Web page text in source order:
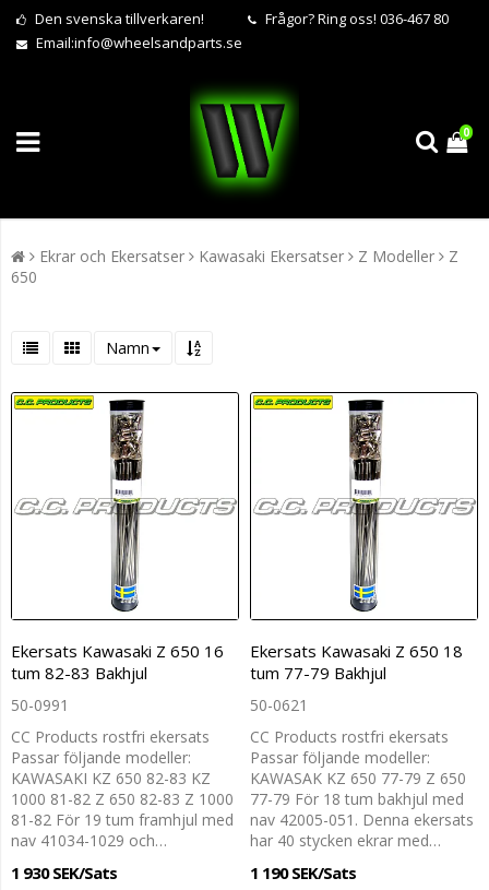
Den svenska tillverkaren! Frågor?Ring oss! 036-467 80
Email:info@wheelsandparts.se
0
Ekrar och Ekersatser Kawasaki Ekersatser Z Modeller
Z
650
Namn
Ekersats Kawasaki Z 650 16
tum 82-83 Bakhjul
50-0991
CC Products rostfri ekersats
Passar följande modeller:
KAWASAKI KZ 650 82-83 KZ
1000 81-82 Z 650 82-83 Z 1000
81-82 För 19 tum framhjul med
nav 41034-1029 och…
1 930 SEK/Sats
Ekersats Kawasaki Z 650 18
tum 77-79 Bakhjul
50-0621
CC Products rostfri ekersats
Passar följande modeller:
KAWASAK KZ 650 77-79 Z 650
77-79 För 18 tum bakhjul med
nav 42005-051. Denna ekersats
har 40 stycken ekrar med…
1 190 SEK/Sats